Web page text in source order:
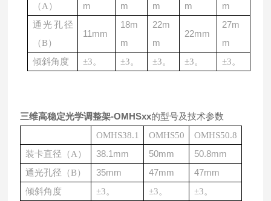
（A ）
m
m
m
m
m
通光孔径
（B）
11mm
18m
m
22m
m
22mm
27m
m
倾斜角度 ±3。 ±3。 ±3。 ±3。 ±3。
三维高稳定光学调整架-OMHSxx的型号及技术参数
OMHS38.1 OMHS50
OMHS50.8
装卡直径（A ） 38.1mm 50mm 50.8mm
通光孔径（B） 35mm 47mm 47mm
倾斜角度 ±3。 ±3。 ±3。